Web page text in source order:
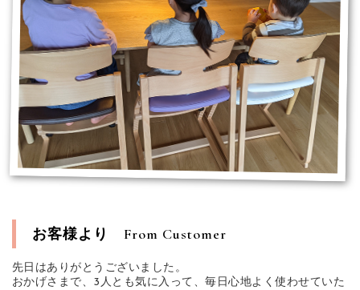
お客様より From Customer
先日はありがとうございました。
おかげさまで、3人とも気に入って、毎日心地よく使わせていた